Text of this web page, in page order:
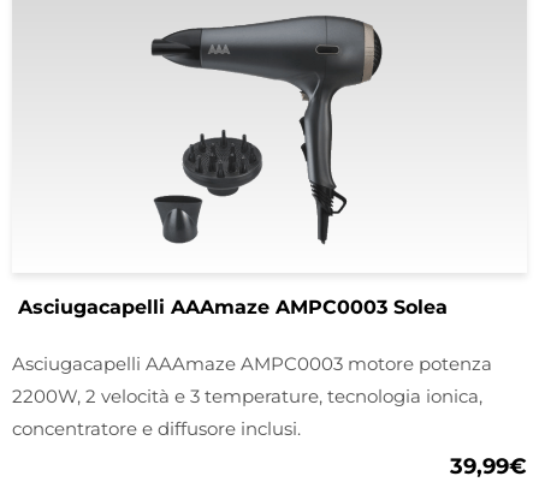
Asciugacapelli AAAmaze AMPC0003 Solea
Asciugacapelli AAAmaze AMPC0003 motore potenza
2200W, 2 velocità e 3 temperature, tecnologia ionica,
concentratore e diffusore inclusi.
39,99€